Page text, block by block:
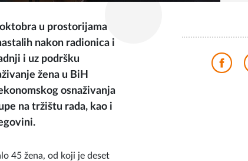
u prostorijama
nakon radionica i
i uz podršku
žena u BiH
osnaživanja
na tržištu rada, kao i
45 žena, od koji je deset